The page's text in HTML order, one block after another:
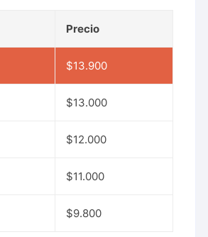
Precio
$13.900
$13.000
$12.000
$11.000
$9.800